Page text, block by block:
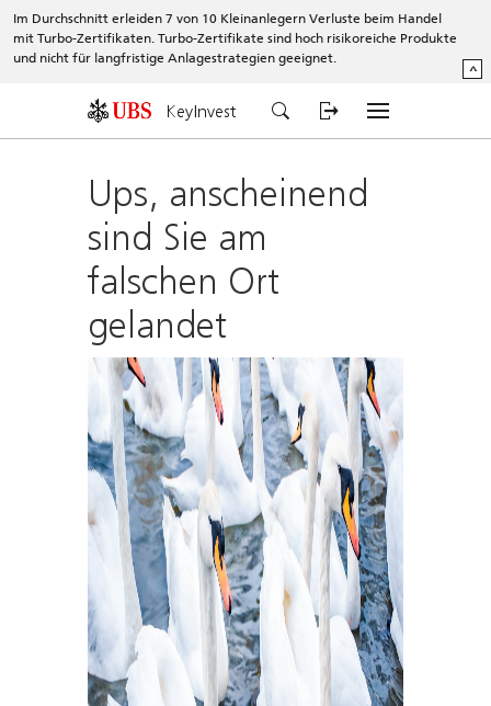
Im Durchschnitt erleiden 7 von 10 Kleinanlegern Verluste beim Handel
mit Turbo-Zertifikaten. Turbo-Zertifikate sind hoch risikoreiche Produkte
und nicht für langfristige Anlagestrategien geeignet.
^
KeyInvest
Ups, anscheinend
sind Sie am
falschen Ort
gelandet